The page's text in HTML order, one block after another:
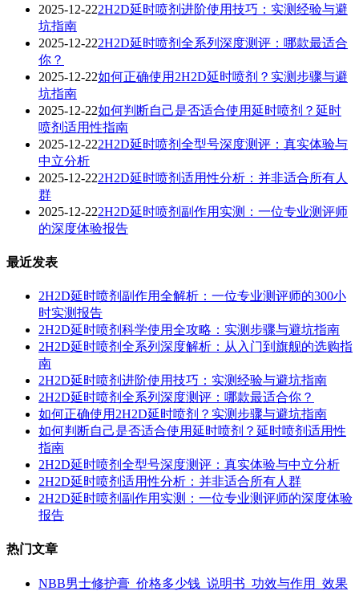
2025-12-222H2D延时喷剂进阶使用技巧：实测经验与避
坑指南
2025-12-222H2D延时喷剂全系列深度测评：哪款最适合
你？
2025-12-22如何正确使用2H2D延时喷剂？实测步骤与避
坑指南
2025-12-22如何判断自己是否适合使用延时喷剂？延时
喷剂适用性指南
2025-12-222H2D延时喷剂全型号深度测评：真实体验与
中立分析
2025-12-222H2D延时喷剂适用性分析：并非适合所有人
群
2025-12-222H2D延时喷剂副作用实测：一位专业测评师
的深度体验报告
最近发表
2H2D延时喷剂副作用全解析：一位专业测评师的300小
时实测报告
2H2D延时喷剂科学使用全攻略：实测步骤与避坑指南
2H2D延时喷剂全系列深度解析：从入门到旗舰的选购指
南
2H2D延时喷剂进阶使用技巧：实测经验与避坑指南
2H2D延时喷剂全系列深度测评：哪款最适合你？
如何正确使用2H2D延时喷剂？实测步骤与避坑指南
如何判断自己是否适合使用延时喷剂？延时喷剂适用性
指南
2H2D延时喷剂全型号深度测评：真实体验与中立分析
2H2D延时喷剂适用性分析：并非适合所有人群
2H2D延时喷剂副作用实测：一位专业测评师的深度体验
报告
热门文章
NBB男士修护膏_价格多少钱_说明书_功效与作用_效果